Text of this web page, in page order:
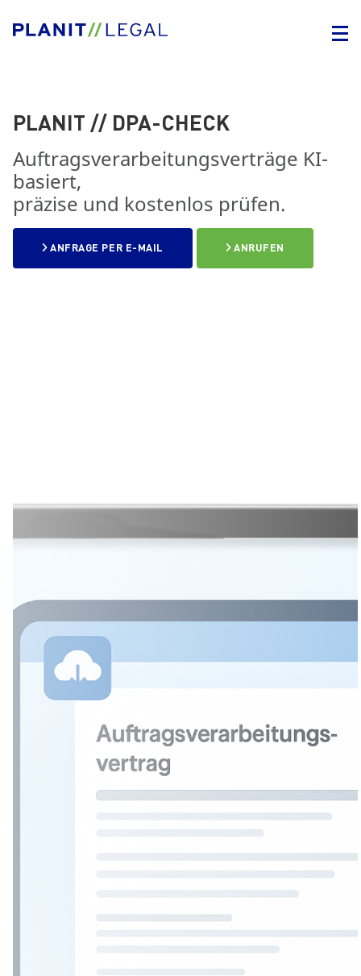
PLANIT // DPA-CHECK
Auftragsverarbeitungsverträge KI-
basiert,
präzise und kostenlos prüfen.
ANFRAGE PER E-MAIL ANRUFEN